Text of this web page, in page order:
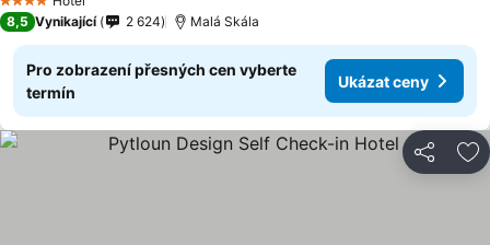
4 Počet hvězdiček
8,5 Vynikající 2 624 Malá Skála
Pro zobrazení přesných cen vyberte
termín
Ukázat ceny
Sdílet